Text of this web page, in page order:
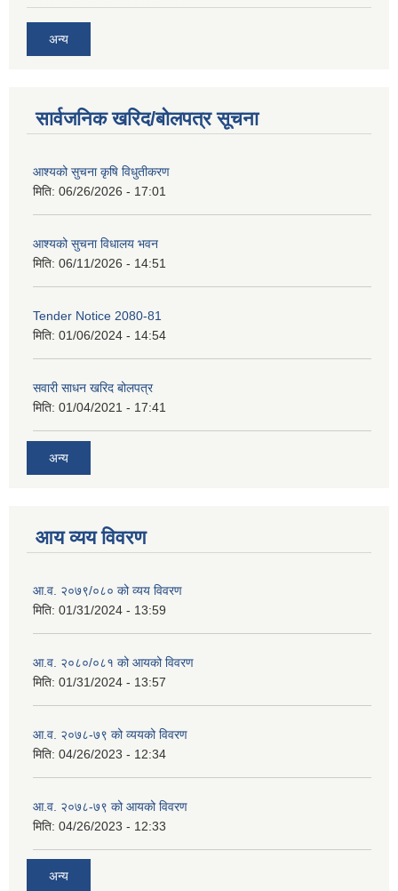
अन्य
सार्वजनिक खरिद/बोलपत्र सूचना
आश्यको सुचना कृषि विधुतीकरण
मिति: 06/26/2026 - 17:01
आश्यको सुचना विधालय भवन
मिति: 06/11/2026 - 14:51
Tender Notice 2080-81
मिति: 01/06/2024 - 14:54
सवारी साधन खरिद बोलपत्र
मिति: 01/04/2021 - 17:41
अन्य
आय व्यय विवरण
आ.व. २०७९/०८० को व्यय विवरण
मिति: 01/31/2024 - 13:59
आ.व. २०८०/०८१ को आयको विवरण
मिति: 01/31/2024 - 13:57
आ.व. २०७८-७९ को व्ययको विवरण
मिति: 04/26/2023 - 12:34
आ.व. २०७८-७९ को आयको विवरण
मिति: 04/26/2023 - 12:33
अन्य